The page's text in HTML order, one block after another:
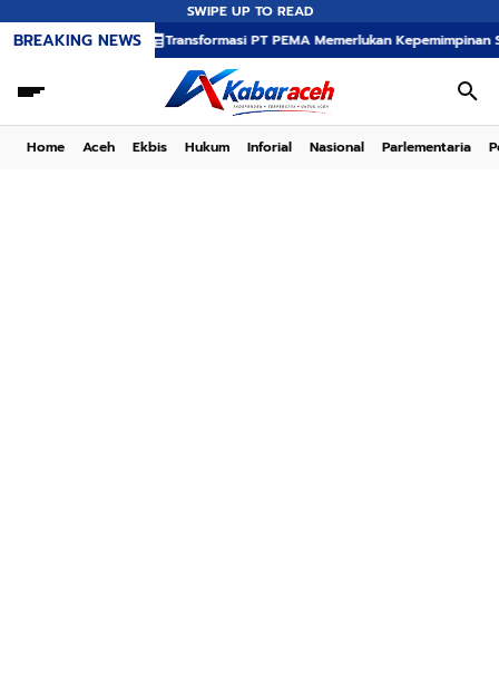
SWIPE UP TO READ
BREAKING NEWSTransformasi PT PEMA Memerlukan Kepemimpinan Strategis,
Home Aceh Ekbis Hukum Inforial Nasional Parlementaria